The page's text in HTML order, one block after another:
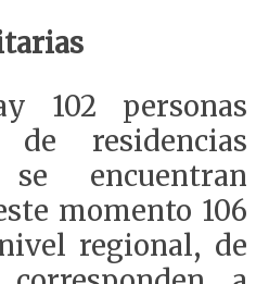
102 personas
residencias
encuentran
momento 106
regional, de